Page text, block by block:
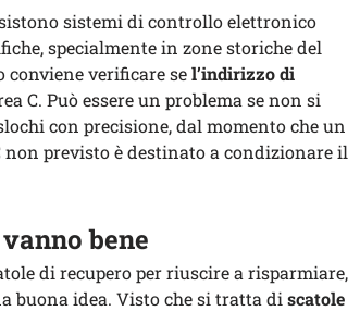
sistemi di controllo elettronico
specialmente in zone storiche del
conviene verificare sel’indirizzo di
C. Può essere un problema se non si
con precisione, dal momento che un
previsto è destinato a condizionare il
bene
di recupero per riuscire a risparmiare,
buona idea. Visto che si tratta di scatole